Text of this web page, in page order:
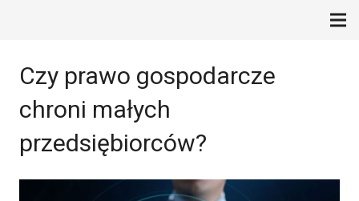
Czy prawo gospodarcze
chroni małych
przedsiębiorców?